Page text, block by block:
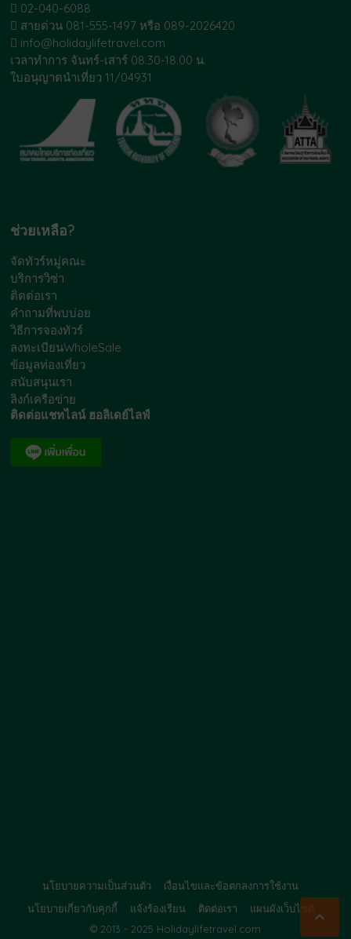
02-040-6088
สายด่วน 081-555-1497 หรือ 089-2026420
info@holidaylifetravel.com
เวลาทำการ จันทร์-เสาร์ 08.30-18.00 น.
ใบอนุญาตนำเที่ยว 11/04931
ช่วยเหลือ?
จัดทัวร์หมู่คณะ
บริการวิซ่า
ติดต่อเรา
คำถามที่พบบ่อย
วิธีการจองทัวร์
ลงทะเบียนWholeSale
ข้อมูลท่องเที่ยว
สนับสนุนเรา
ลิงก์เครือข่าย
ติดต่อแชทไลน์ ฮอลิเดย์ไลฟ์
© 2013 - 2025 Holidaylifetravel.com
นโยบายความเป็นส่วนตัว
เงื่อนไขและข้อตกลงการใช้งาน
นโยบายเกี่ยวกับคุกกี้
แจ้งร้องเรียน ติดต่อเรา แผนผังเว็บไซต์ 